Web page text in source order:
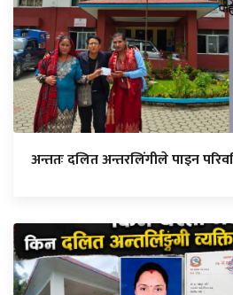
अन्ततः दलित अन्तरलिंगीले पाइन